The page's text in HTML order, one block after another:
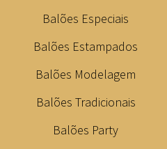
Balões Especiais
Balões Estampados
Balões Modelagem
Balões Tradicionais
Balões Party